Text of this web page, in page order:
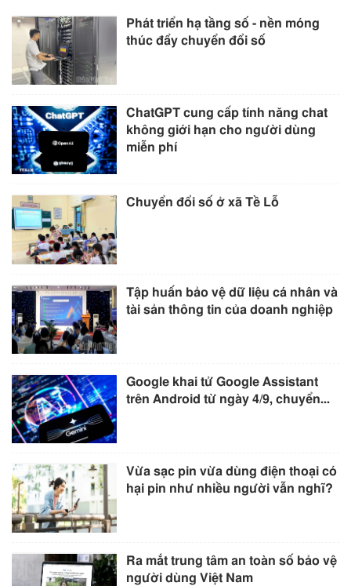
Phát triển hạ tầng số - nền móng
thúc đẩy chuyển đổi số
ChatGPT cung cấp tính năng chat
không giới hạn cho người dùng
miễn phí
Chuyển đổi số ở xã Tề Lỗ
Tập huấn bảo vệ dữ liệu cá nhân và
tài sản thông tin của doanh nghiệp
Google khai tử Google Assistant
trên Android từ ngày 4/9, chuyển...
Vừa sạc pin vừa dùng điện thoại có
hại pin như nhiều người vẫn nghĩ?
Ra mắt trung tâm an toàn số bảo vệ
người dùng Việt Nam